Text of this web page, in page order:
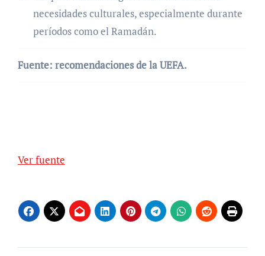
necesidades culturales, especialmente durante
períodos como el Ramadán.
Fuente: recomendaciones de la UEFA.
Ver fuente